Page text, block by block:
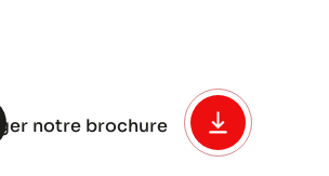
notre brochure